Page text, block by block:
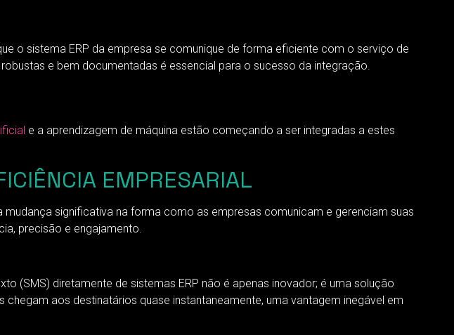
o sistema ERP da empresa se comunique de forma eficiente com o serviço de
e bem documentadas é essencial para o sucesso da integração.
e a aprendizagem de máquina estão começando a ser integradas a estes
EMPRESARIAL
significativa na forma como as empresas comunicam e gerenciam suas
precisão e engajamento.
(SMS) diretamente de sistemas ERP não é apenas inovador; é uma solução
aos destinatários quase instantaneamente, uma vantagem inegável em